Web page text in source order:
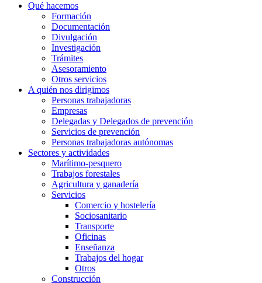
Qué hacemos
Formación
Documentación
Divulgación
Investigación
Trámites
Asesoramiento
Otros servicios
A quién nos dirigimos
Personas trabajadoras
Empresas
Delegadas y Delegados de prevención
Servicios de prevención
Personas trabajadoras autónomas
Sectores y actividades
Marítimo-pesquero
Trabajos forestales
Agricultura y ganadería
Servicios
Comercio y hostelería
Sociosanitario
Transporte
Oficinas
Enseñanza
Trabajos del hogar
Otros
Construcción